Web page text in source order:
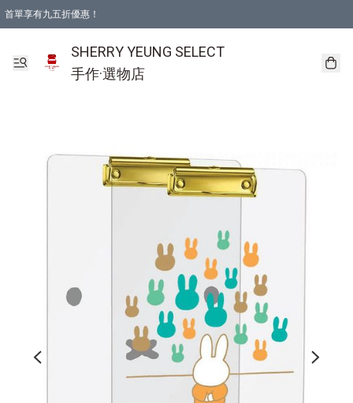
首單享有九五折優惠！
SHERRY YEUNG SELECT
手作·選物店